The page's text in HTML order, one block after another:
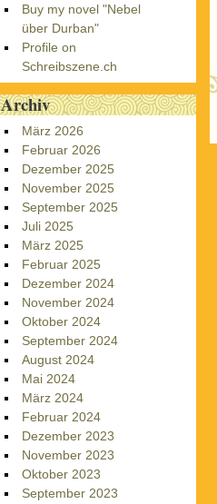
Buy my novel "Nebel
über Durban"
Profile on
Schreibszene.ch
Archiv
März 2026
Februar 2026
Dezember 2025
November 2025
September 2025
Juli 2025
März 2025
Februar 2025
Dezember 2024
November 2024
Oktober 2024
September 2024
August 2024
Mai 2024
März 2024
Februar 2024
Dezember 2023
November 2023
Oktober 2023
September 2023